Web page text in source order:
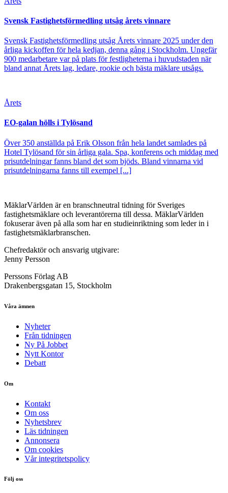
Svensk Fastighetsförmedling utsåg årets vinnare
Svensk Fastighetsförmedling utsåg Årets vinnare 2025 under den
årliga kickoffen för hela kedjan, denna gång i Stockholm. Ungefär
900 medarbetare var på plats för festligheterna i huvudstaden när
bland annat Årets lag, ledare, rookie och bästa mäklare utsågs.
Årets
EO-galan hölls i Tylösand
Över 350 anställda på Erik Olsson från hela landet samlades på
Hotel Tylösand för sin årliga gala. Spa, konferens och middag med
prisutdelningar fanns bland det som bjöds. Bland vinnarna vid
prisutdelningarna fanns till exempel [...]
MäklarVärlden är en branschneutral tidning för Sveriges
fastighetsmäklare och leverantörerna till dessa. MäklarVärlden
fokuserar även på alla som har en studieinriktning som leder in i
fastighetsmäklarbranschen.
Chefredaktör och ansvarig utgivare:
Jenny Persson
Perssons Förlag AB
Drakenbergsgatan 15, Stockholm
Våra ämnen
Nyheter
Från tidningen
Ny På Jobbet
Nytt Kontor
Debatt
Om
Kontakt
Om oss
Nyhetsbrev
Läs tidningen
Annonsera
Om cookies
Vår integritetspolicy
Följ oss